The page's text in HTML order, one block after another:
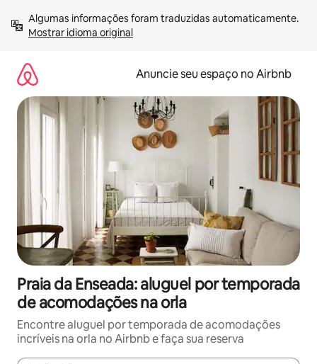
para
Mostrar idioma original
Anuncie seu espaço no Airbnb
Praia da Enseada: aluguel por temporada
de acomodações na orla
Encontre aluguel por temporada de acomodações
incríveis na orla no Airbnb e faça sua reserva